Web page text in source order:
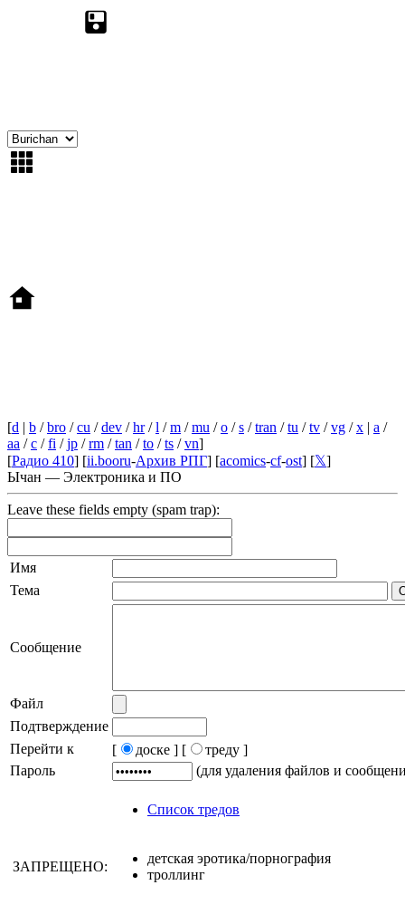
[d | b /bro /cu /dev /hr/l /m /mu /o /s /tran /tu /tv /vg /x | a /
aa /c /fi /jp /rm /tan /to /ts /vn]
[Радио 410] [ii.booru-Архив РПГ] [acomics-cf-ost] [𝕏]
Ычан — Электроника и ПО
Leave these fields empty (spam trap):
Имя
Тема
Сообщение
Файл
Подтверждение
Перейти к
[ доске ] [
треду ]
Пароль
(для удаления файлов и
Список тредов
ЗАПРЕЩЕНО:
детская эротика/порнография
троллинг